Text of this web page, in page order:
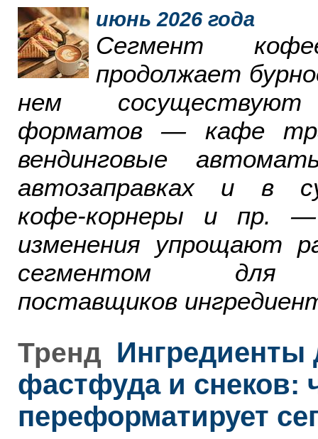
июнь 2026 года
Сегмент
продолжает
нем
форматов — кафе
вендинговые
автозаправках и в
кофе-корнеры и пр.
изменения упрощают
сегментом для
поставщиков
Тренд Ингредиенты
фастфуда и снеков:
переформатирует